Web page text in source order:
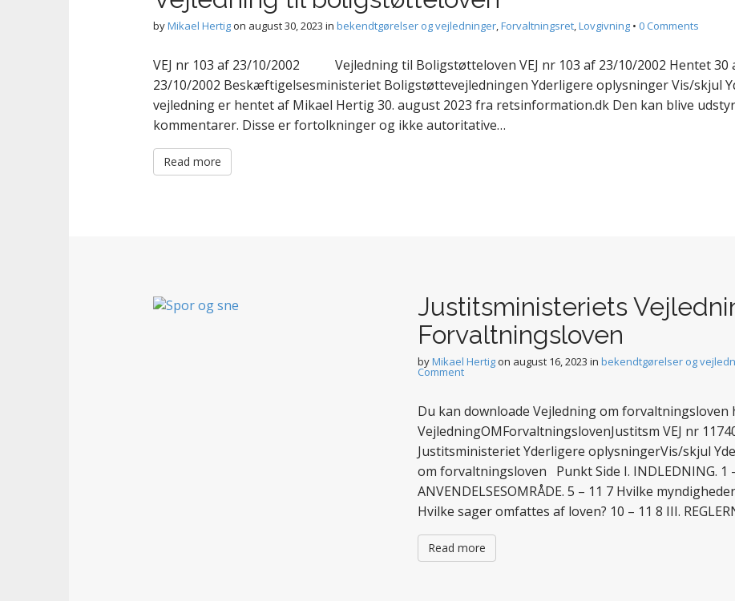
byMikael Hertigon august 30, 2023 in bekendtgørelser og vejledninger,Forvaltningsret,Lovgivning • 0 Comments
VEJ nr 103 af 23/10/2002 Vejledning til Boligstøtteloven VEJ nr 103 af 23/10/2002 Hentet 30
23/10/2002 Beskæftigelsesministeriet Boligstøttevejledningen Yderligere oplysninger Vis/skjul
vejledning er hentet af Mikael Hertig 30. august 2023 fra retsinformation.dk Den kan blive
kommentarer. Disse er fortolkninger og ikke autoritative…
Read more
Justitsministeriets
Forvaltningsloven
byMikael Hertigon august 16, 2023 in bekendtgørelser og
Comment
Du kan downloade Vejledning om forvaltningsloven
VejledningOMForvaltningslovenJustitsm VEJ nr
Justitsministeriet Yderligere oplysningerVis/skjul
om forvaltningsloven Punkt Side I. INDLEDNING. 1
ANVENDELSESOMRÅDE. 5 – 11 7 Hvilke
Hvilke sager omfattes af loven? 10 – 11 8 III.
Read more